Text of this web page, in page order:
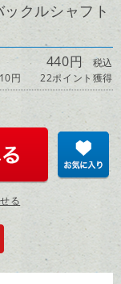
クルシャフト
440円税込
円
22ポイント獲得
る